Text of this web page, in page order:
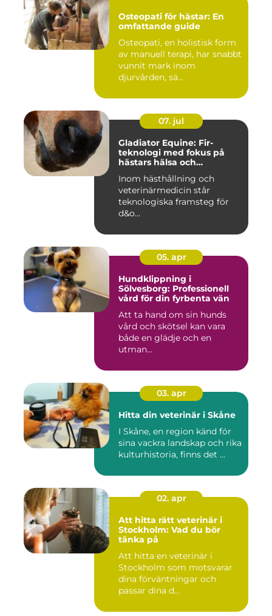
Osteopati för hästar: En
omfattande guide
Osteopati, en holistisk form
av manuell terapi, har snabbt
vunnit mark inom
djurvården, sä...
07. jul
Gladiator Equine: Fir-
teknologi med fokus på
hästars hälsa och
Inom hästhållning och
veterinärmedicin står
teknologiska framsteg för
d&o...
05. apr
Hundklippning i
Sölvesborg: Professionell
vård för din fyrbenta vän
Att ta hand om sin hunds
vård och skötsel kan vara
både en glädje och en
utman...
03. apr
Hitta din veterinär i Skåne
I Skåne, en region känd för
sina vackra landskap och rika
kulturhistoria, finns det ...
02. apr
Att hitta rätt veterinär i
Stockholm: Vad du bör
tänka på
Att hitta en veterinär i
Stockholm som motsvarar
dina förväntningar och
passar dina d...